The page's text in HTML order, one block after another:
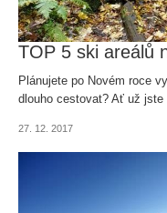
TOP 5 ski areálů
Plánujete po Novém roce
dlouho cestovat? Ať už
sousedům. S více než
skvělou volbou na
čeho si vybrat to nejlepší
27. 12. 2017